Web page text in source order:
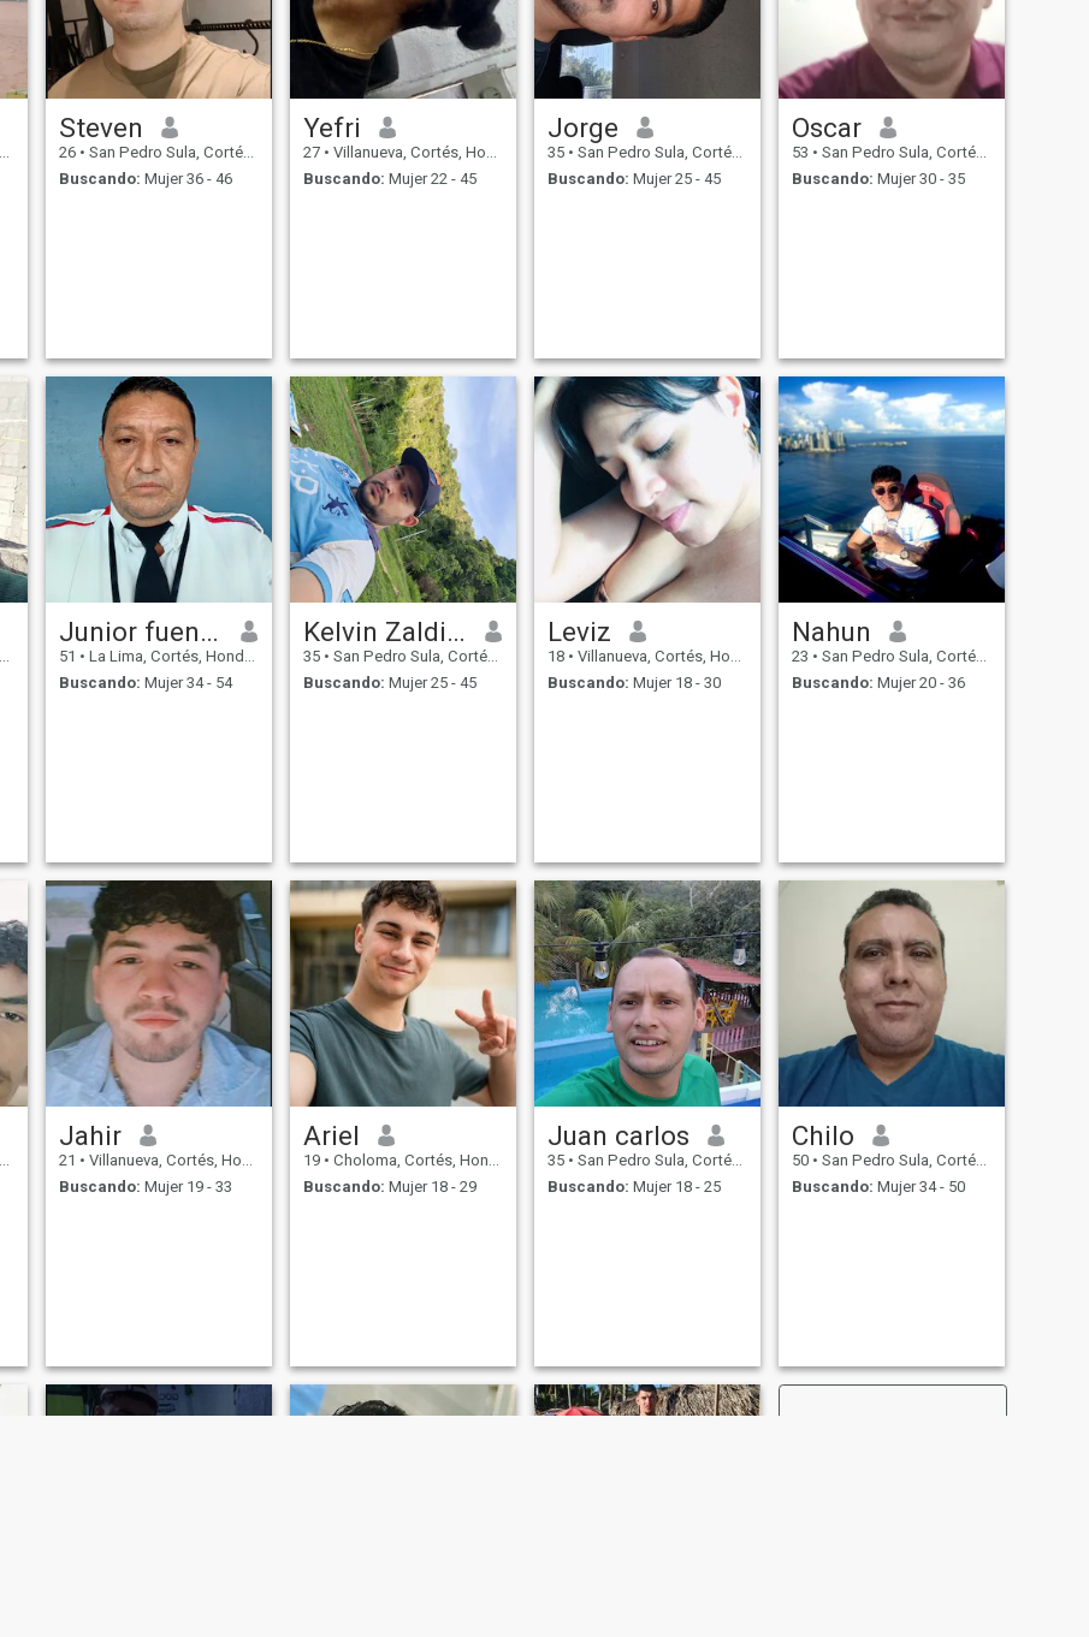
Steven
26 • San Pedro Sula, Cortés, Honduras
Buscando: Mujer 36 - 46
Yefri
27 • Villanueva, Cortés, Honduras
Buscando: Mujer 22 - 45
Jorge
35 • San Pedro Sula, Cortés, Honduras
Buscando: Mujer 25 - 45
Oscar
53 • San Pedro Sula, Cortés, Honduras
Buscando: Mujer 30 - 35
Junior fuentes
51 • La Lima, Cortés, Honduras
Buscando: Mujer 34 - 54
Kelvin Zaldivar
35 • San Pedro Sula, Cortés, Honduras
Buscando: Mujer 25 - 45
Leviz
18 • Villanueva, Cortés, Honduras
Buscando: Mujer 18 - 30
Nahun
23 • San Pedro Sula, Cortés, Honduras
Buscando: Mujer 20 - 36
Jahir
21 • Villanueva, Cortés, Honduras
Buscando: Mujer 19 - 33
Ariel
19 • Choloma, Cortés, Honduras
Buscando: Mujer 18 - 29
Juan carlos
35 • San Pedro Sula, Cortés, Honduras
Buscando: Mujer 18 - 25
Chilo
50 • San Pedro Sula, Cortés, Honduras
Buscando: Mujer 34 - 50